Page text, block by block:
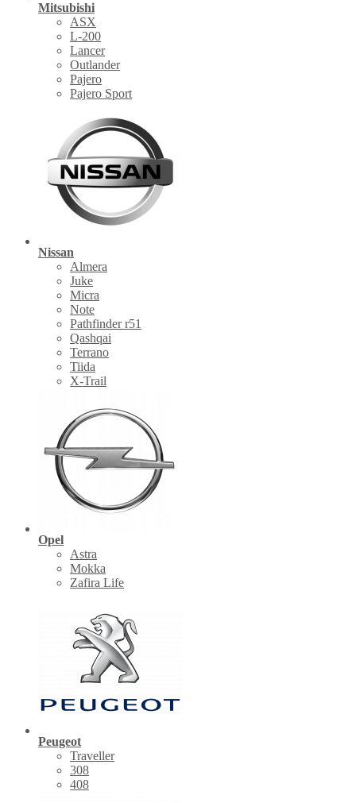
Mitsubishi
ASX
L-200
Lancer
Outlander
Pajero
Pajero Sport
Nissan
Almera
Juke
Micra
Note
Pathfinder r51
Qashqai
Terrano
Tiida
X-Trail
Opel
Astra
Mokka
Zafira Life
Peugeot
Traveller
308
408